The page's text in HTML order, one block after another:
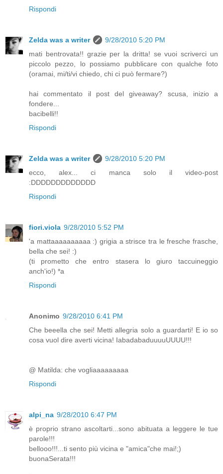
Rispondi
Zelda was a writer
9/28/2010 5:20 PM
mati bentrovata!! grazie per la dritta! se vuoi scriverci un
piccolo pezzo, lo possiamo pubblicare con qualche foto
(oramai, mi/ti/vi chiedo, chi ci può fermare?)
hai commentato il post del giveaway? scusa, inizio a
fondere...
bacibelli!!
Rispondi
Zelda was a writer
9/28/2010 5:20 PM
ecco, alex... ci manca solo il video-post
:DDDDDDDDDDDDD
Rispondi
fiori.viola 9/28/2010 5:52 PM
'a mattaaaaaaaaaa :) grigia a strisce tra le fresche frasche,
bella che sei! :)
(ti prometto che entro stasera lo giuro taccuineggio
anch'io!) *a
Rispondi
Anonimo 9/28/2010 6:41 PM
Che beeella che sei! Metti allegria solo a guardarti! E io so
cosa vuol dire averti vicina! IabadabaduuuuUUUU!!!
@ Matilda: che vogliaaaaaaaaa
Rispondi
alpi_na 9/28/2010 6:47 PM
è proprio strano ascoltarti...sono abituata a leggere le tue
parole!!!
bellooo!!!...ti sento più vicina e "amica"che mai!;)
buonaSerata!!!